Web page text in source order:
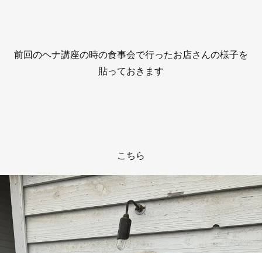
前回のヘナ講座の時の食事会で行ったお店さんの様子を
貼っておきます
こちら